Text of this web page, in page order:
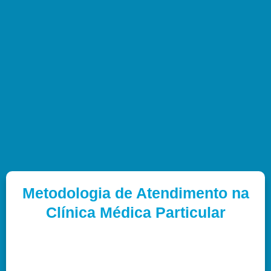
Metodologia de Atendimento na
Clínica Médica Particular